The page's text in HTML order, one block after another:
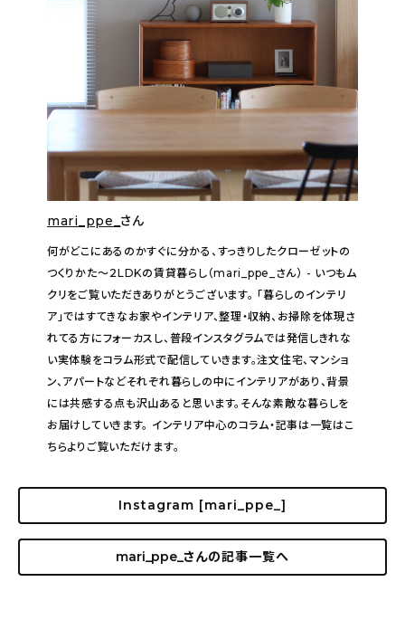
mari_ppe_ さん
何がどこにあるのかすぐに分かる、すっきりしたクローゼットの
つくりかた〜２LDKの賃貸暮らし（mari_ppe_さん） - いつもム
クリをご覧いただきありがとうございます。 「暮らしのインテリ
ア」ではすてきなお家やインテリア、整理・収納、お掃除を体現さ
れてる方にフォーカスし、普段インスタグラムでは発信しきれな
い実体験をコラム形式で配信していきます。注文住宅、マンショ
ン、アパートなどそれぞれ暮らしの中にインテリアがあり、背景
には共感する点も沢山あると思います。そんな素敵な暮らしを
お届けしていきます。 インテリア中心のコラム・記事は一覧はこ
ちらよりご覧いただけます。
Instagram [mari_ppe_]
mari_ppe_さんの記事一覧へ